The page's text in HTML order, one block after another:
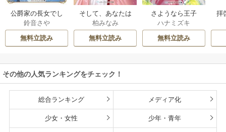
公爵家の長女でし
た
鈴音さや
無料立読み
そして、あなたは
私を捨てる
柏みなみ
無料立読み
さようなら王子
様、どうか私のこ
とは忘れてくださ
い
ハナミズキ
無料立読み
拝
その他の人気ランキングをチェック！
総合ランキング メディア化
少女・女性 少年・青年